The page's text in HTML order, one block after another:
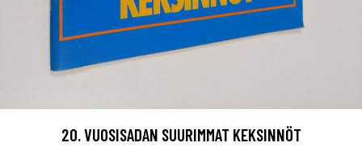
20. VUOSISADAN SUURIMMAT KEKSINNÖT